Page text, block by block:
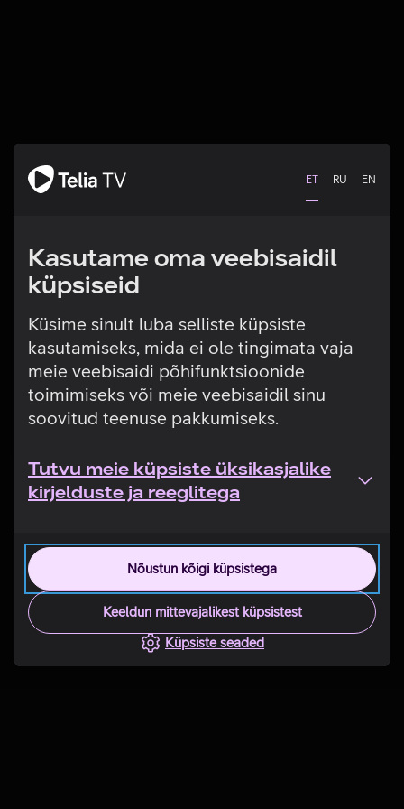
ET RU EN
Kasutame oma veebisaidil
küpsiseid
Küsime sinult luba selliste küpsiste
kasutamiseks, mida ei ole tingimata vaja
meie veebisaidi põhifunktsioonide
toimimiseks või meie veebisaidil sinu
soovitud teenuse pakkumiseks.
Tutvu meie küpsiste üksikasjalike
kirjelduste ja reeglitega
Nõustun kõigi küpsistega
Keeldun mittevajalikest küpsistest
Küpsiste seaded
Tehniline viga